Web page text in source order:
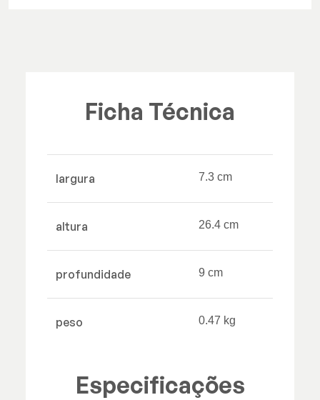
Ficha Técnica
largura 7.3 cm
altura 26.4 cm
profundidade 9 cm
peso 0.47 kg
Especificações